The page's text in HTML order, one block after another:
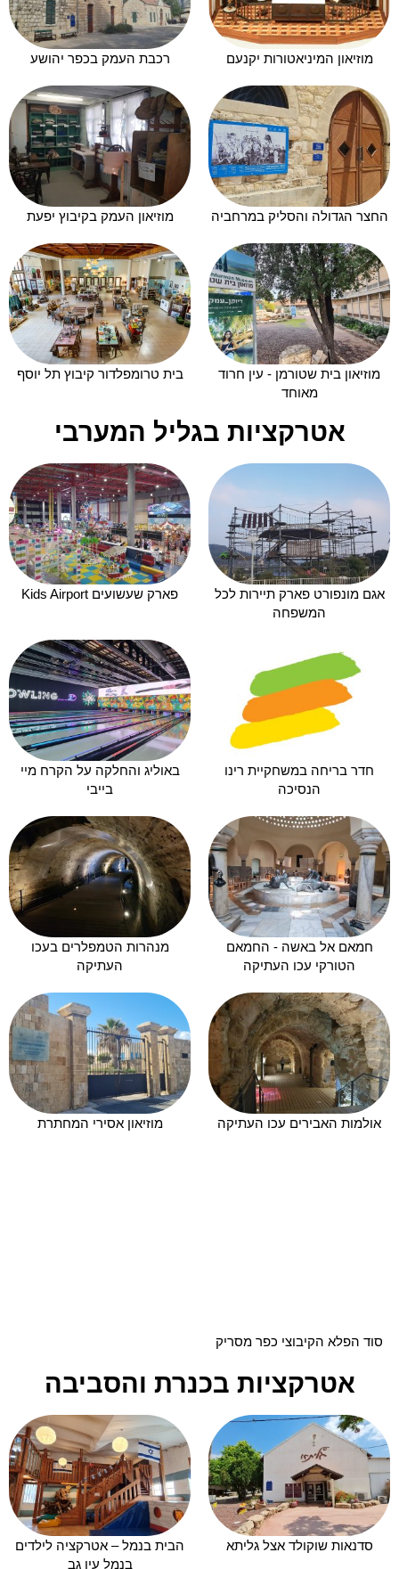
מוזיאון המיניאטורות יקנעם רכבת העמק בכפר יהושע
החצר הגדולה והסליק במרחביה מוזיאון העמק בקיבוץ יפעת
מוזיאון בית שטורמן - עין חרוד
מאוחד
בית טרומפלדור קיבוץ תל יוסף
אטרקציות בגליל המערבי
אגם מונפורט פארק תיירות לכל
המשפחה
פארק שעשועים Kids Airport
חדר בריחה במשחקיית רינו
הנסיכה
באוליג והחלקה על הקרח מיי
בייבי
חמאם אל באשה - החמאם
הטורקי עכו העתיקה
מנהרות הטמפלרים בעכו
העתיקה
אולמות האבירים עכו העתיקה מוזיאון אסירי המחתרת
סדנאות שוקולד אצל גליתא
הבית בנמל – אטרקציה לילדים
בנמל עין גב